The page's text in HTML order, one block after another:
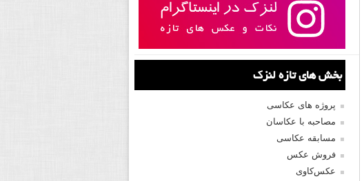
بخش های تازه لنزک
پروژه های عکاسی
مصاحبه با عکاسان
مسابقه عکاسی
فروش عکس
عکس‌کاوی